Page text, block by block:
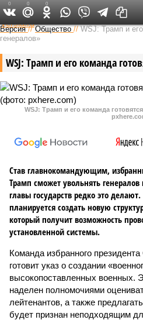
Федеральный
Версия //Общество //WSJ: Трамп и
генералов»
WSJ: Трамп и его команда
WSJ: Трамп и его команда
Став главнокомандующим,
Трамп сможет увольнять
главы государств редко это
планируется создать новую
который получит возможность
установленной системы.
Команда избранного
готовит указ о создании
высокопоставленных военных.
наделен полномочиями
лейтенантов, а также
будет признан неподходящим
0 0 0